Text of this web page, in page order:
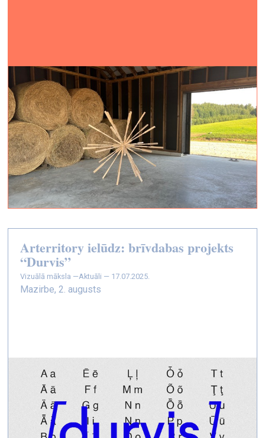
Arterritory ielūdz: brīvdabas projekts
“Durvis”
vizuālā māksla —Aktuāli — 17.07.2025.
Mazirbe, 2. augusts